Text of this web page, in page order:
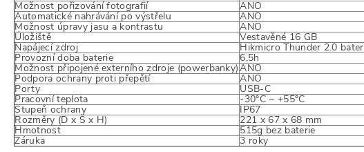
Možnost pořizování fotografií ANO
Automatické nahrávání po výstřelu ANO
Možnost úpravy jasu a kontrastu ANO
Úložiště Vestavěné 16 GB
Napájecí zdroj Hikmicro Thunder 2.0
Provozní doba baterie 6,5h
Možnost připojené externího zdroje (powerbanky)ANO
Podpora ochrany proti přepětí ANO
Porty USB-C
Pracovní teplota -30°C ~ +55°C
Stupeň ochrany IP67
Rozměry (D x Š x H) 221 x 67 x 68 mm
Hmotnost 515g bez baterie
Záruka 3 roky